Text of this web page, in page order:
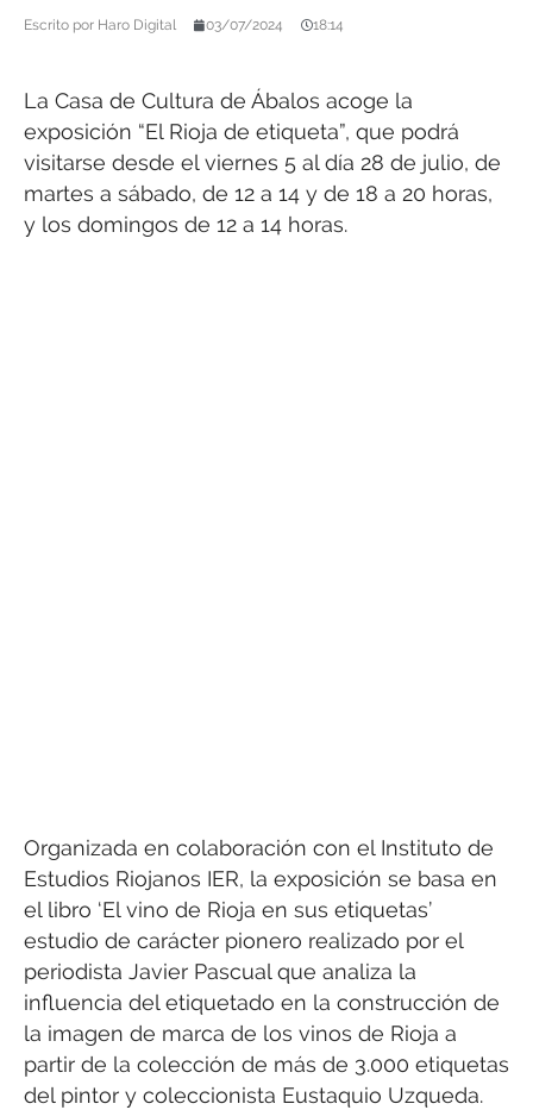
Escrito por Haro Digital 03/07/2024 18:14
La Casa de Cultura de Ábalos acoge la
exposición “El Rioja de etiqueta”, que podrá
visitarse desde el viernes 5 al día 28 de julio, de
martes a sábado, de 12 a 14 y de 18 a 20 horas,
y los domingos de 12 a 14 horas.
Organizada en colaboración con el Instituto de
Estudios Riojanos IER, la exposición se basa en
el libro ‘El vino de Rioja en sus etiquetas’
estudio de carácter pionero realizado por el
periodista Javier Pascual que analiza la
influencia del etiquetado en la construcción de
la imagen de marca de los vinos de Rioja a
partir de la colección de más de 3.000 etiquetas
del pintor y coleccionista Eustaquio Uzqueda.